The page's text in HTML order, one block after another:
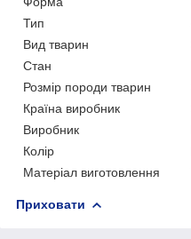
Тип
Вид тварин
Стан
Розмір породи тварин
Країна виробник
Виробник
Колір
Матеріал виготовлення
Приховати